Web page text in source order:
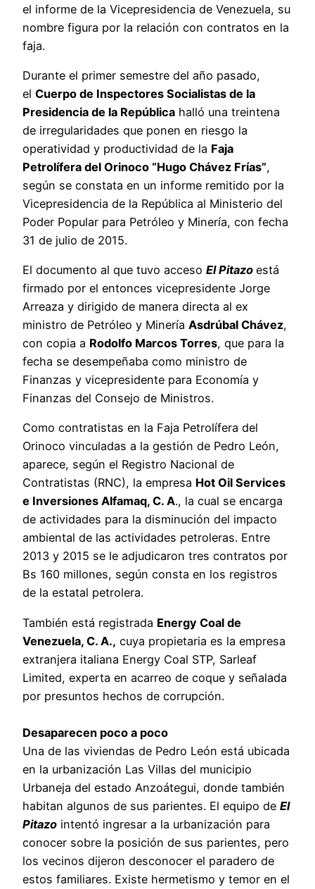
el informe de la Vicepresidencia de Venezuela, su
nombre figura por la relación con contratos en la
faja.
Durante el primer semestre del año pasado,
el Cuerpo de Inspectores Socialistas de la
Presidencia de la República halló una treintena
de irregularidades que ponen en riesgo la
operatividad y productividad de la Faja
Petrolífera del Orinoco “Hugo Chávez Frías”,
según se constata en un informe remitido por la
Vicepresidencia de la República al Ministerio del
Poder Popular para Petróleo y Minería, con fecha
31 de julio de 2015.
El documento al que tuvo acceso El Pitazo está
firmado por el entonces vicepresidente Jorge
Arreaza y dirigido de manera directa al ex
ministro de Petróleo y Minería Asdrúbal Chávez,
con copia a Rodolfo Marcos Torres, que para la
fecha se desempeñaba como ministro de
Finanzas y vicepresidente para Economía y
Finanzas del Consejo de Ministros.
Como contratistas en la Faja Petrolífera del
Orinoco vinculadas a la gestión de Pedro León,
aparece, según el Registro Nacional de
Contratistas (RNC), la empresa Hot Oil Services
e Inversiones Alfamaq, C. A., la cual se encarga
de actividades para la disminución del impacto
ambiental de las actividades petroleras. Entre
2013 y 2015 se le adjudicaron tres contratos por
Bs 160 millones, según consta en los registros
de la estatal petrolera.
También está registrada Energy Coal de
Venezuela, C. A., cuya propietaria es la empresa
extranjera italiana Energy Coal STP, Sarleaf
Limited, experta en acarreo de coque y señalada
por presuntos hechos de corrupción.
Desaparecen poco a poco
Una de las viviendas de Pedro León está ubicada
en la urbanización Las Villas del municipio
Urbaneja del estado Anzoátegui, donde también
habitan algunos de sus parientes. El equipo de El
Pitazo intentó ingresar a la urbanización para
conocer sobre la posición de sus parientes, pero
los vecinos dijeron desconocer el paradero de
estos familiares. Existe hermetismo y temor en el